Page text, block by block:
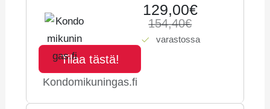
129,00€
154,40€
varastossa
Tilaa tästä!
Kondomikuningas.fi